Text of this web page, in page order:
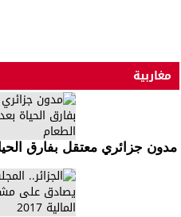
مغاربية
مدون جزائري معتقل بفارق